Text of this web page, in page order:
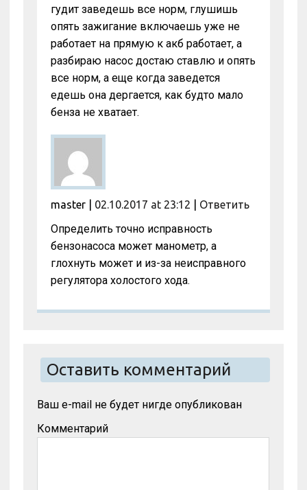
гудит заведешь все норм, глушишь
опять зажигание включаешь уже не
работает на прямую к акб работает, а
разбираю насос достаю ставлю и опять
все норм, а еще когда заведется
едешь она дергается, как будто мало
бенза не хватает.
master| 02.10.2017 at 23:12 Ответить
Определить точно исправность
бензонасоса может манометр, а
глохнуть может и из-за неисправного
регулятора холостого хода.
Оставить комментарий
Ваш e-mail не будет нигде опубликован
Комментарий